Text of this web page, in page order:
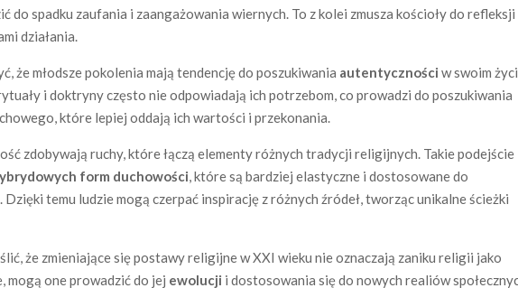
do spadku zaufania i zaangażowania wiernych. To z kolei zmusza kościoły do refleksji
działania.
że młodsze pokolenia mają tendencję do poszukiwania autentyczności w swoim
i doktryny często nie odpowiadają ich potrzebom, co prowadzi do poszukiwania
które lepiej oddają ich wartości i przekonania.
zdobywają ruchy, które łączą elementy różnych tradycji religijnych. Takie podejście
form duchowości, które są bardziej elastyczne i dostosowane do
temu ludzie mogą czerpać inspirację z różnych źródeł, tworząc unikalne ścieżki
że zmieniające się postawy religijne w XXI wieku nie oznaczają zaniku religii jako
mogą one prowadzić do jej ewolucji i dostosowania się do nowych realiów